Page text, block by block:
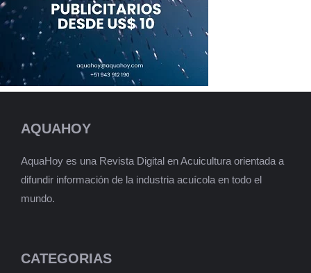
AQUAHOY
AquaHoy es una Revista Digital en Acuicultura orientada a
difundir información de la industria acuícola en todo el
mundo.
CATEGORIAS